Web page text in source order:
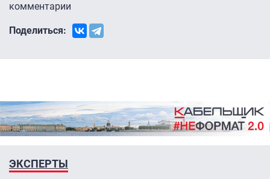
комментарии
Поделиться:
ЭКСПЕРТЫ